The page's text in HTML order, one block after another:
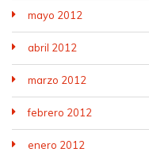
mayo 2012
abril 2012
marzo 2012
febrero 2012
enero 2012